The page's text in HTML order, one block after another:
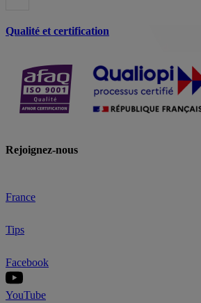
Qualité et certification
Rejoignez-nous
France
Tips
Facebook
YouTube